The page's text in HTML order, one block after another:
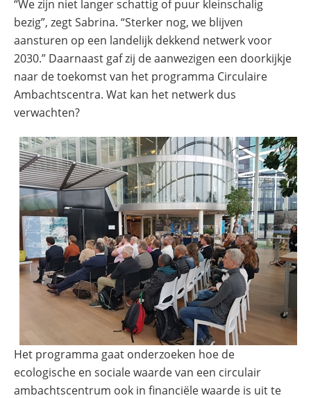
“We zijn niet langer schattig of puur kleinschalig
bezig”, zegt Sabrina. “Sterker nog, we blijven
aansturen op een landelijk dekkend netwerk voor
2030.” Daarnaast gaf zij de aanwezigen een doorkijkje
naar de toekomst van het programma Circulaire
Ambachtscentra. Wat kan het netwerk dus
verwachten?
Het programma gaat onderzoeken hoe de
ecologische en sociale waarde van een circulair
ambachtscentrum ook in financiële waarde is uit te